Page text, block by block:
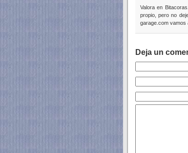
Valora en
propio, pero no
garage.com vamos
Deja un